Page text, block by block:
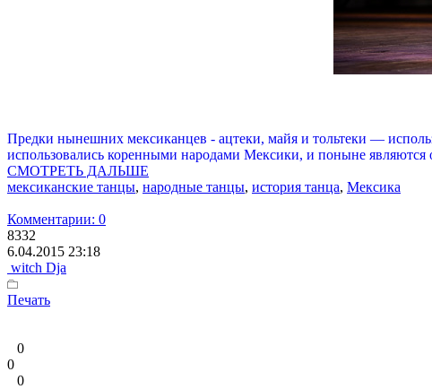
Предки нынешних мексиканцев - ацтеки, майя и тольтеки —
использовались коренными народами Мексики, и поныне
СМОТРЕТЬ ДАЛЬШЕ
мексиканские танцы, народные танцы, история танца, Мексика
Комментарии: 0
8332
6.04.2015 23:18
witch Dja
Печать
0
0
0